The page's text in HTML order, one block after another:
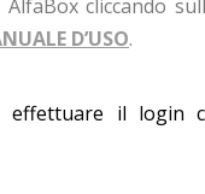
cliccando
D’USO.
il login